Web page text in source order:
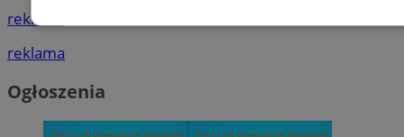
reklama
reklama
Ogłoszenia
Niezbędne Wydajność